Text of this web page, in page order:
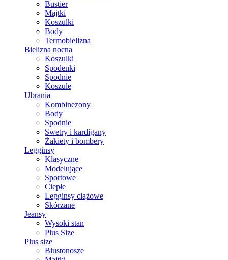
Bustier
Majtki
Koszulki
Body
Termobielizna
Bielizna nocna
Koszulki
Spodenki
Spodnie
Koszule
Ubrania
Kombinezony
Body
Spodnie
Swetry i kardigany
Żakiety i bombery
Legginsy
Klasyczne
Modelujące
Sportowe
Ciepłe
Legginsy ciążowe
Skórzane
Jeansy
Wysoki stan
Plus Size
Plus size
Biustonosze